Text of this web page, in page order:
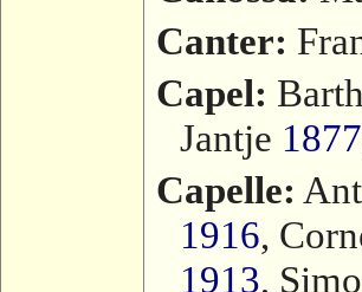
Canter:
Capel:
Jantje 1877
Capelle:
1916,
1913,